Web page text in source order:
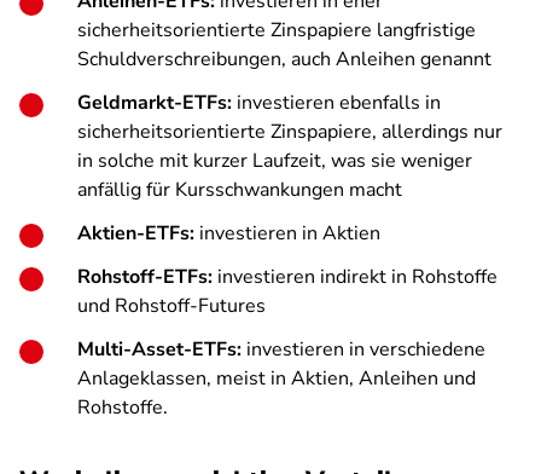
sicherheitsorientierte Zinspapiere langfristige
Schuldverschreibungen, auch Anleihen genannt
Geldmarkt-ETFs: investieren ebenfalls in
sicherheitsorientierte Zinspapiere, allerdings nur
in solche mit kurzer Laufzeit, was sie weniger
anfällig für Kursschwankungen macht
Aktien-ETFs: investieren in Aktien
Rohstoff-ETFs: investieren indirekt in Rohstoffe
und Rohstoff-Futures
Multi-Asset-ETFs: investieren in verschiedene
Anlageklassen, meist in Aktien, Anleihen und
Rohstoffe.